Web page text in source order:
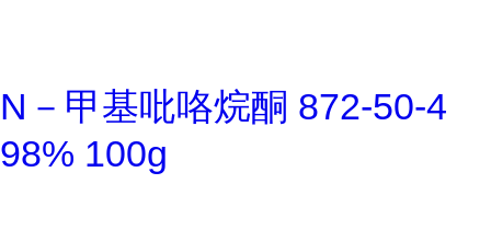
N－甲基吡咯烷酮 872-50-4
98% 100g